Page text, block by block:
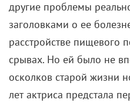
другие проблемы
заголовками о ее
расстройстве пищевого
срывах. Но ей было не
осколков старой жизни
лет актриса предстала